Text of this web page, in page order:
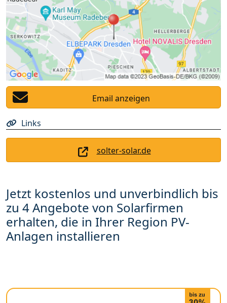
Email anzeigen
Links
solter-solar.de
Jetzt kostenlos und unverbindlich bis
zu 4 Angebote von Solarfirmen
erhalten, die in Ihrer Region PV-
Anlagen installieren